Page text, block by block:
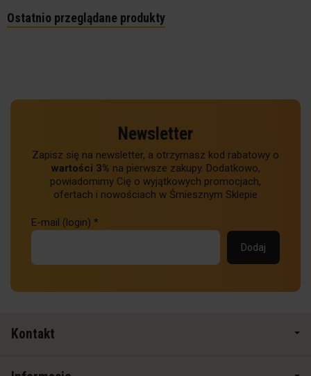
Ostatnio przeglądane produkty
Newsletter
Zapisz się na newsletter, a otrzymasz kod rabatowy o
wartości 3% na pierwsze zakupy. Dodatkowo,
powiadomimy Cię o wyjątkowych promocjach,
ofertach i nowościach w Śmiesznym Sklepie
E-mail (login) *
Kontakt